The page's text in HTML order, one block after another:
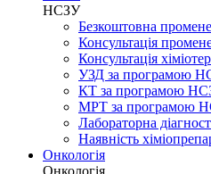
НСЗУ
Безкоштовна
Консультація
Консультація
УЗД за програмою
КТ за програмою
МРТ за програмою
Лабораторна
Наявність
Онкологія
Онкологія